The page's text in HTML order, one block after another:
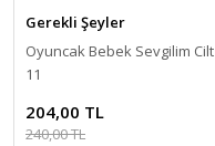
Gerekli Şeyler
Oyuncak Bebek Sevgilim Cilt
11
204,00 TL
240,00 TL